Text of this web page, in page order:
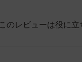
このレビューは役に立